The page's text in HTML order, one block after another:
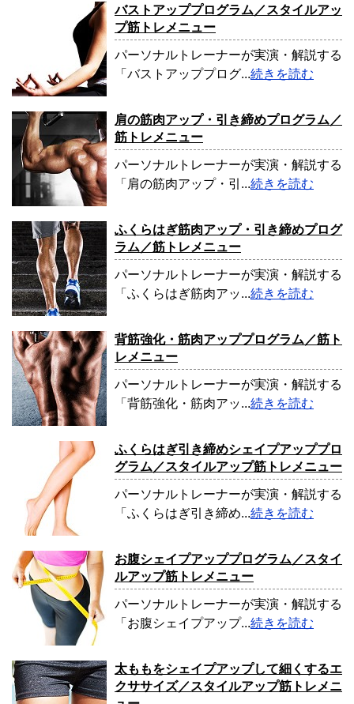
バストアッププログラム／スタイルアッ
プ筋トレメニュー
パーソナルトレーナーが実演・解説する
「バストアッププログ...続きを読む
肩の筋肉アップ・引き締めプログラム／
筋トレメニュー
パーソナルトレーナーが実演・解説する
「肩の筋肉アップ・引...続きを読む
ふくらはぎ筋肉アップ・引き締めプログ
ラム／筋トレメニュー
パーソナルトレーナーが実演・解説する
「ふくらはぎ筋肉アッ...続きを読む
背筋強化・筋肉アッププログラム／筋ト
レメニュー
パーソナルトレーナーが実演・解説する
「背筋強化・筋肉アッ...続きを読む
ふくらはぎ引き締めシェイプアッププロ
グラム／スタイルアップ筋トレメニュー
パーソナルトレーナーが実演・解説する
「ふくらはぎ引き締め...続きを読む
お腹シェイプアッププログラム／スタイ
ルアップ筋トレメニュー
パーソナルトレーナーが実演・解説する
「お腹シェイプアップ...続きを読む
太ももをシェイプアップして細くするエ
クササイズ／スタイルアップ筋トレメニ